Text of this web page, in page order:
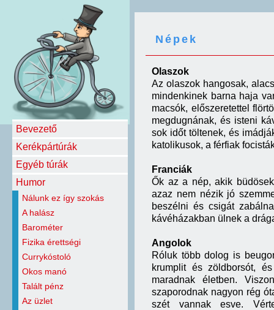
Bevezető
Kerékpártúrák
Egyéb túrák
Humor
Nálunk ez így szokás
A halász
Barométer
Fizika érettségi
Currykóstoló
Okos manó
Talált pénz
Az üzlet
Népek
Olaszok
Az olaszok hangosak,
mindenkinek barna haja
macsók, előszeretettel
megdugnának, és isteni
sok időt töltenek, és
katolikusok, a férfiak
Franciák
Ők az a nép, akik
azaz nem nézik jó
beszélni és csigát
kávéházakban ülnek a
Angolok
Róluk több dolog is
krumplit és zöldborsót,
maradnak életben.
szaporodnak nagyon rég
szét vannak esve.